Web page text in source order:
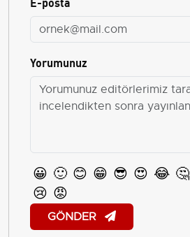
Yorumunuz
😀 🙂 😊 😁 😎 😍 😂 🤔
😢 😡
GÖNDER